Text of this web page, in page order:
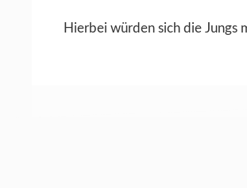
Hierbei würden sich die Jungs